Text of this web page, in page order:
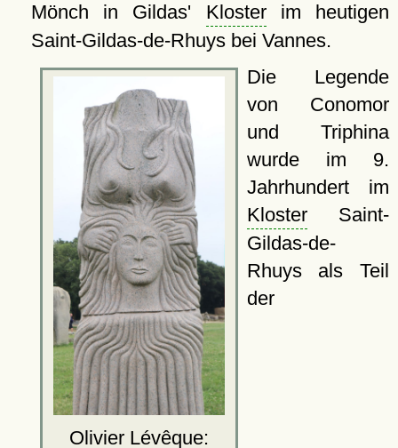
Mönch in Gildas' Klosterim heutigen
Saint-Gildas-de-Rhuys bei Vannes.
Olivier Lévêque:
Die Legende
von Conomor
und Triphina
wurde im 9.
Jahrhundert im
KlosterSaint-
Gildas-de-
Rhuys als Teil
der